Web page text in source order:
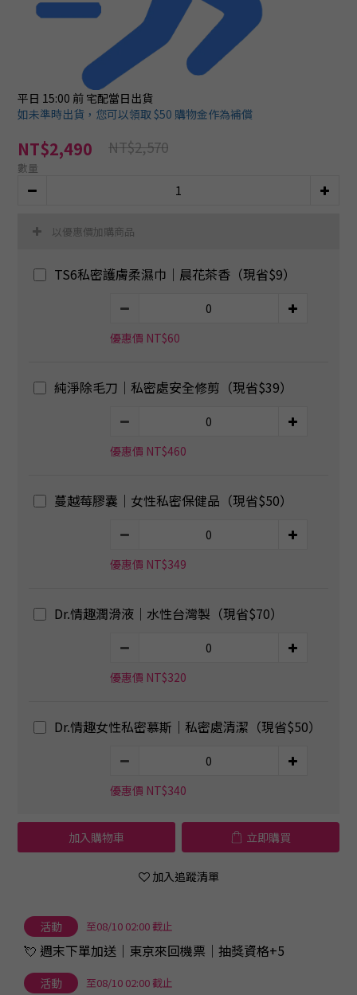
平日 15:00 前 宅配當日出貨
如未準時出貨，您可以領取 $50 購物金作為補償
NT$2,490 NT$2,570
數量
以優惠價加購商品
TS6私密護膚柔濕巾｜晨花茶香（現省$9）
優惠價 NT$60
純淨除毛刀｜私密處安全修剪（現省$39）
優惠價 NT$460
蔓越莓膠囊｜女性私密保健品（現省$50）
優惠價 NT$349
Dr.情趣潤滑液｜水性台灣製（現省$70）
優惠價 NT$320
Dr.情趣女性私密慕斯｜私密處清潔（現省$50）
優惠價 NT$340
加入購物車 立即購買
加入追蹤清單
活動 至08/10 02:00 截止
💘 週末下單加送｜東京來回機票｜抽獎資格+5
活動 至08/10 02:00 截止